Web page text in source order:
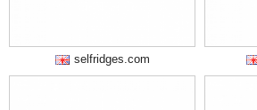
selfridges.com